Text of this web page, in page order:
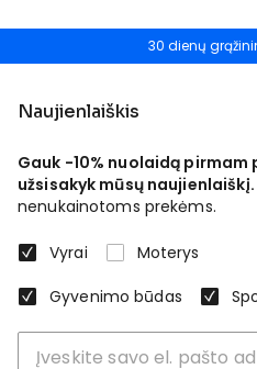
30 dienų
Naujienlaiškis
Gauk -10% nuolaidą
užsisakyk mūsų naujienlaiškį.
nenukainotoms prekėms.
Vyrai
Moterys
Gyvenimo būdas